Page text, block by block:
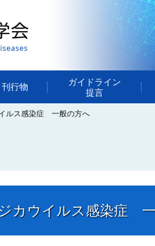
行物
ガイドライン
提言
ルス感染症 一般の方へ
カウイルス感染症